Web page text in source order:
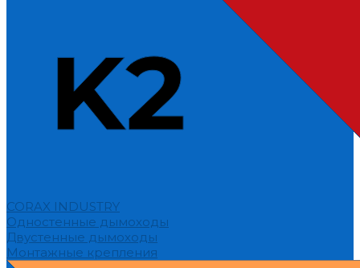
CORAX INDUSTRY
Одностенные дымоходы
Двустенные дымоходы
Монтажные крепления